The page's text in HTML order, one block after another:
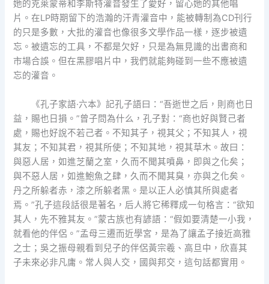
她的克萊蒙蒂和李斯特灌音發生了愛好，留心她的其他唱
片。在LP時期留下的浩瀚的汗青灌音中，能被轉制為CD刊行
的只是多數，大批的灌音也像很多文學作品一樣，逐步被遺
忘。被遺忘的工具，不都是欠好，只是為無見識的出書商和
市場合誤。但在黑膠唱片中，我們就能夠碰到一些不應被遺
忘的灌音。
《孔子家語·六本》記孔子語曰：“吾逝世之后，則商也日
益，賜也日損。”曾子問為什么，孔子對：“商也好與賢己者
處，賜也好說不若己者。不知其子，視其父；不知其人，視
其友；不知其君，視其所使；不知其地，視其草木。故曰：
與惡人居，如進芝蘭之室，久而不聞其噴鼻，即與之化矣；
與不惡人居，如進鮑魚之肆，久而不聞其臭，亦與之化矣。
丹之所躲者赤，漆之所躲者黑。是以正人必慎其所與處者
焉。”孔子這段話很是著名，后人將它稀釋成一句格言：“欲知
其人，先不雅其友。”蒙古族也有諺語：“假如要清楚一小我，
就看他的伴侶。”孟母三遷而近學宮，是為了讓孟子接近高雅
之士；吳之振母親看到兒子的伴侶黃宗羲、高旦中，欣喜其
子未來必非凡庸。常人與人交，國與邦交，這句話都實用。